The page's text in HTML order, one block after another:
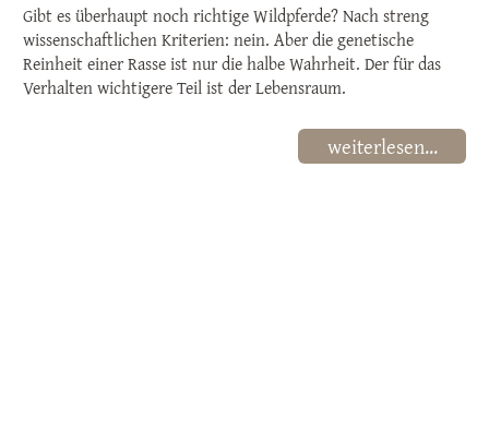
Gibt es überhaupt noch richtige Wildpferde? Nach streng
wissenschaftlichen Kriterien: nein. Aber die genetische
Reinheit einer Rasse ist nur die halbe Wahrheit. Der für das
Verhalten wichtigere Teil ist der Lebensraum.
weiterlesen...